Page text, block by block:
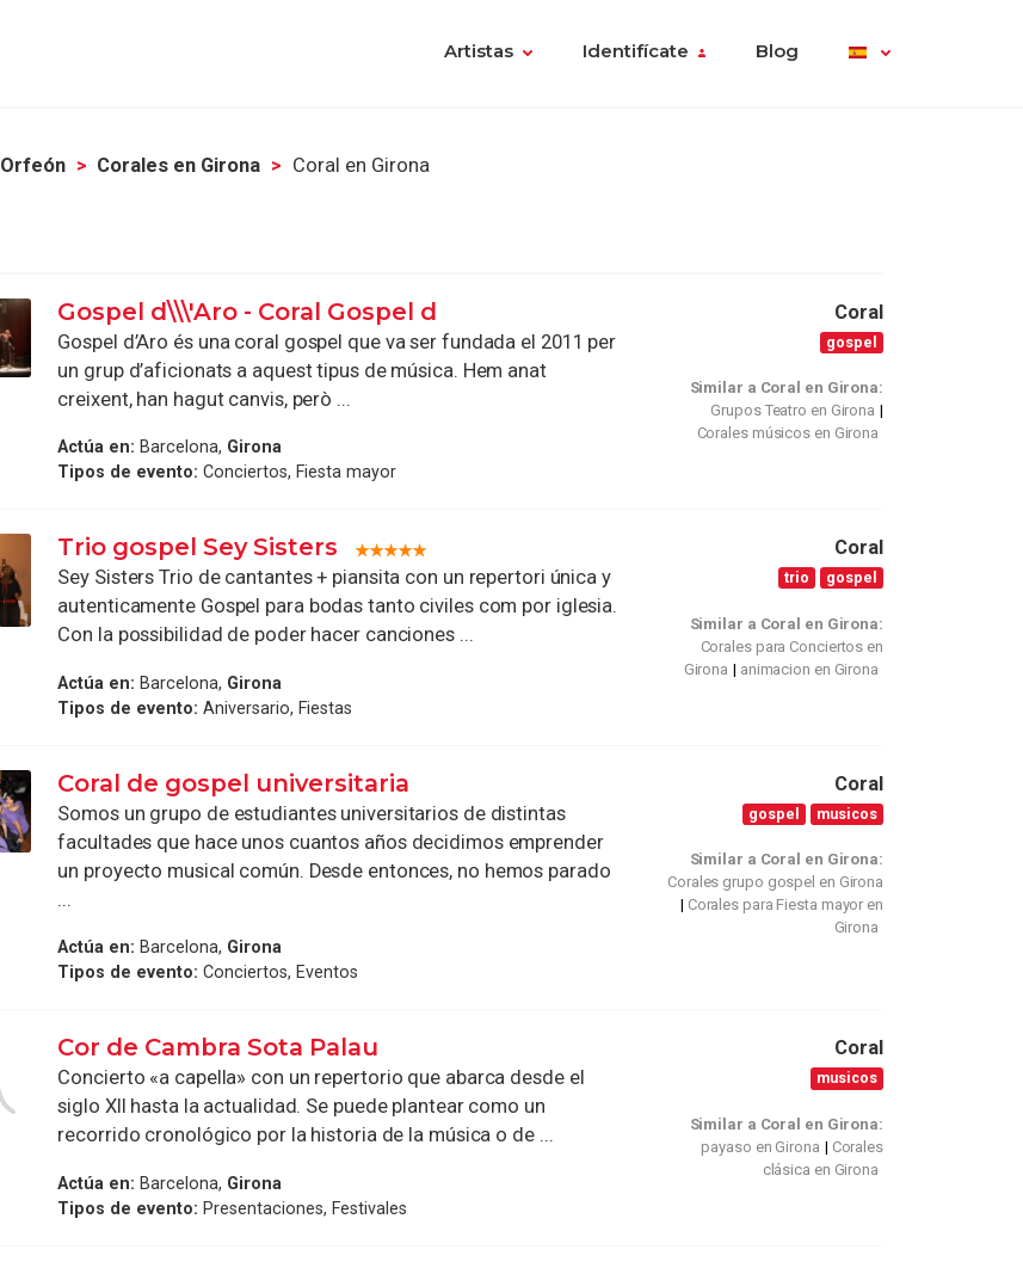
Artistas Identifícate Blog
Orfeón Corales en Girona Coral en Girona
Gospel d\\\'Aro - Coral Gospel d
Gospel d’Aro és una coral gospel que va ser fundada el 2011 per
un grup d’aficionats a aquest tipus de música. Hem anat
creixent, han hagut canvis, però ...
Actúa en: Barcelona, Girona
Tipos de evento: Conciertos, Fiesta mayor
Coral
gospel
Similar a Coral en Girona:
Grupos Teatro en Girona
Corales músicos en Girona
Trio gospel Sey Sisters
Sey Sisters Trio de cantantes + piansita con un repertori única y
autenticamente Gospel para bodas tanto civiles com por iglesia.
Con la possibilidad de poder hacer canciones ...
Actúa en: Barcelona, Girona
Tipos de evento: Aniversario, Fiestas
Coral
trio gospel
Similar a Coral en Girona:
Corales para Conciertos en
Girona
animacion en Girona
Coral de gospel universitaria
Somos un grupo de estudiantes universitarios de distintas
facultades que hace unos cuantos años decidimos emprender
un proyecto musical común. Desde entonces, no hemos parado
...
Actúa en: Barcelona, Girona
Tipos de evento: Conciertos, Eventos
Coral
gospel musicos
Similar a Coral en Girona:
Corales grupo gospel en Girona
Corales para Fiesta mayor en
Girona
Cor de Cambra Sota Palau
Concierto «a capella» con un repertorio que abarca desde el
siglo XII hasta la actualidad. Se puede plantear como un
recorrido cronológico por la historia de la música o de ...
Actúa en: Barcelona, Girona
Tipos de evento: Presentaciones, Festivales
Coral
musicos
Similar a Coral en Girona:
payaso en Girona
Corales
clásica en Girona